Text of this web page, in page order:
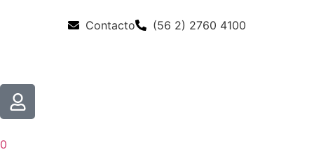
Contacto (56 2) 2760 4100
0